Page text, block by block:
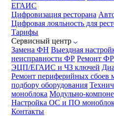
ЕГАИС
Цифровизация ресторана
Цифровая лояльность для
Тарифы
Сервисный центр
Замена ФН Выездная
неисправности ФР Ремонт ФР
ЭЦП/ЕГАИС и ЧЗ ключей
Ремонт периферийных сбоев
подбору оборудования
моноблока Модульно-
Настройка ОС и ПО
Контакты